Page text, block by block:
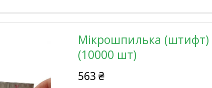
Мікрошпилька (штифт)
(10000 шт)
563 ₴